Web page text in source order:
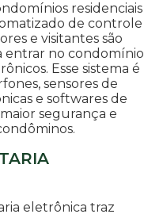
residenciais
de controle
e visitantes são
entrar no condomínio
Esse sistema é
sensores de
e softwares de
segurança e
eletrônica traz